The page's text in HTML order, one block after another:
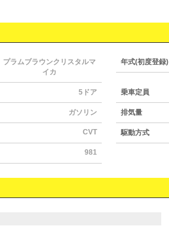
プラムブラウンクリスタルマ
イカ
年式(初度登録)
5ドア 乗車定員
ガソリン 排気量
CVT 駆動方式
981